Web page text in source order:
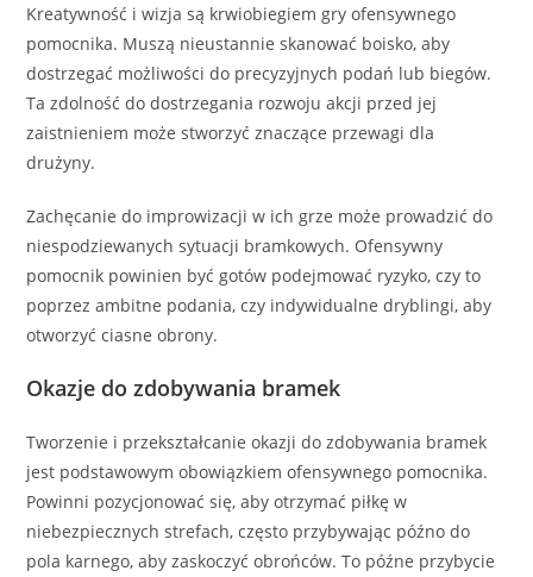
Kreatywność i wizja są krwiobiegiem gry ofensywnego
pomocnika. Muszą nieustannie skanować boisko, aby
dostrzegać możliwości do precyzyjnych podań lub biegów.
Ta zdolność do dostrzegania rozwoju akcji przed jej
zaistnieniem może stworzyć znaczące przewagi dla
drużyny.
Zachęcanie do improwizacji w ich grze może prowadzić do
niespodziewanych sytuacji bramkowych. Ofensywny
pomocnik powinien być gotów podejmować ryzyko, czy to
poprzez ambitne podania, czy indywidualne dryblingi, aby
otworzyć ciasne obrony.
Okazje do zdobywania bramek
Tworzenie i przekształcanie okazji do zdobywania bramek
jest podstawowym obowiązkiem ofensywnego pomocnika.
Powinni pozycjonować się, aby otrzymać piłkę w
niebezpiecznych strefach, często przybywając późno do
pola karnego, aby zaskoczyć obrońców. To późne przybycie